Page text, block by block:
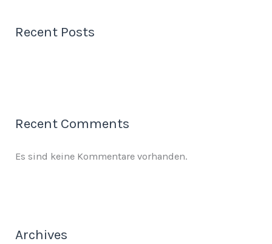
Recent Posts
Recent Comments
Es sind keine Kommentare vorhanden.
Archives